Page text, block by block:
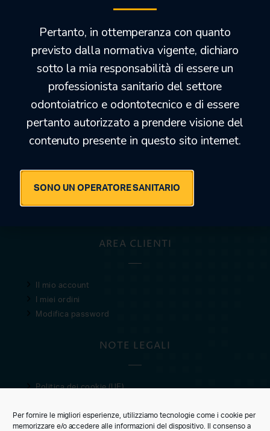
Per fornire le migliori esperienze, utilizziamo tecnologie come i cookie per
memorizzare e/o accedere alle informazioni del dispositivo. Il consenso a
OFFERTEDENTALI.COM
© 2021 · 2026 SAN MARCO SRL
P.IVA 05603920280
AREA CLIENTI
Il mio account
I miei ordini
Modifica password
NOTE LEGALI
Politica dei cookie (UE)
Condizioni di vendita
Pertanto, in ottemperanza con quanto
previsto dalla normativa vigente, dichiaro
sotto la mia responsabilità di essere un
professionista sanitario del settore
odontoiatrico e odontotecnico e di essere
pertanto autorizzato a prendere visione del
contenuto presente in questo sito internet.
SONO UN OPERATORE SANITARIO